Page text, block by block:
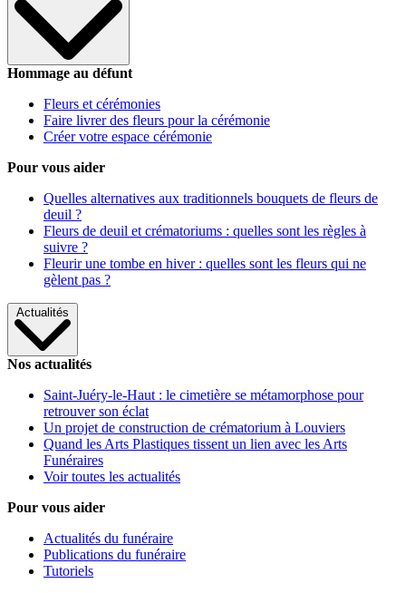
Hommage au défunt
Fleurs et cérémonies
Faire livrer des fleurs pour la cérémonie
Créer votre espace cérémonie
Pour vous aider
Quelles alternatives aux traditionnels bouquets de fleurs de
deuil ?
Fleurs de deuil et crématoriums : quelles sont les règles à
suivre ?
Fleurir une tombe en hiver : quelles sont les fleurs qui ne
gèlent pas ?
Actualités
Nos actualités
Saint-Juéry-le-Haut : le cimetière se métamorphose pour
retrouver son éclat
Un projet de construction de crématorium à Louviers
Quand les Arts Plastiques tissent un lien avec les Arts
Funéraires
Voir toutes les actualités
Pour vous aider
Actualités du funéraire
Publications du funéraire
Tutoriels